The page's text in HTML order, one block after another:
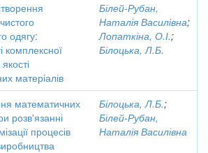
одягу:
комплексної
матеріалів
Білей-Рубан,
Наталія Василівна;
Лопаткіна, О.І.;
Білоцька, Л.Б.
математичних
розв'язанні
процесів
Білоцька, Л.Б.;
Білей-Рубан,
Наталія Василівна